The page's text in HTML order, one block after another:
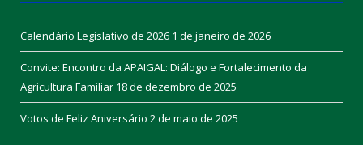
Calendário Legislativo de 2026 1 de janeiro de 2026
Convite: Encontro da APAIGAL: Diálogo e Fortalecimento da
Agricultura Familiar 18 de dezembro de 2025
Votos de Feliz Aniversário 2 de maio de 2025